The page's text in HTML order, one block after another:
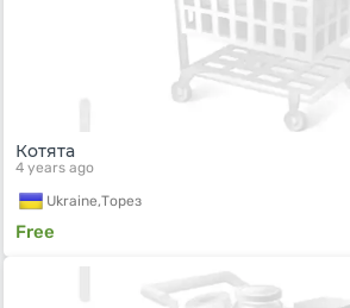
Котята
4 years ago
Ukraine,Торез
Free